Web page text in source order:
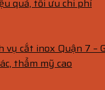
quả, tối ưu chi phí
vụ cắt inox Quận 7 –
thẩm mỹ cao